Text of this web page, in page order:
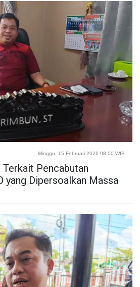
Minggu, 15 Februari 2026 08:00 WIB
Pencabutan
yang Dipersoalkan Massa